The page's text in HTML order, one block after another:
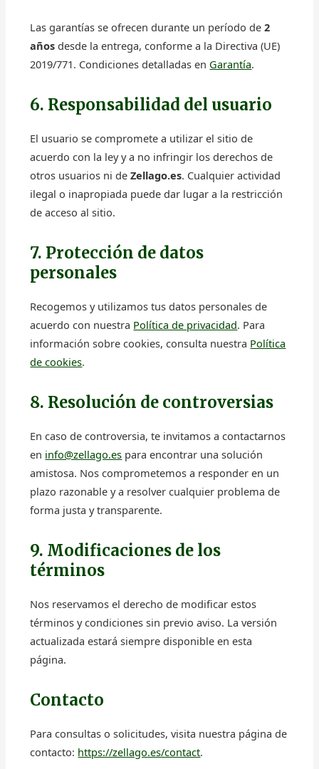
Las garantías se ofrecen durante un período de2
años desde la entrega, conforme a la Directiva (UE)
2019/771. Condiciones detalladas en Garantía.
6. Responsabilidad del usuario
El usuario se compromete a utilizar el sitio de
acuerdo con la ley y a no infringir los derechos de
otros usuarios ni deZellago.es. Cualquier actividad
ilegal o inapropiada puede dar lugar a la restricción
de acceso al sitio.
7. Protección de datos
personales
Recogemos y utilizamos tus datos personales de
acuerdo con nuestra Política de privacidad. Para
información sobre cookies, consulta nuestra Política
de cookies.
8. Resolución de controversias
En caso de controversia, te invitamos a contactarnos
en info@zellago.es para encontrar una solución
amistosa. Nos comprometemos a responder en un
plazo razonable y a resolver cualquier problema de
forma justa y transparente.
9. Modificaciones de los
términos
Nos reservamos el derecho de modificar estos
términos y condiciones sin previo aviso. La versión
actualizada estará siempre disponible en esta
página.
Contacto
Para consultas o solicitudes, visita nuestra página de
contacto: https://zellago.es/contact.